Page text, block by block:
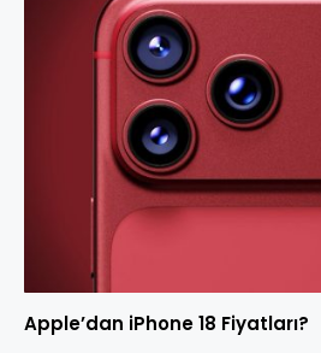
Apple’dan iPhone 18 Fiyatları?